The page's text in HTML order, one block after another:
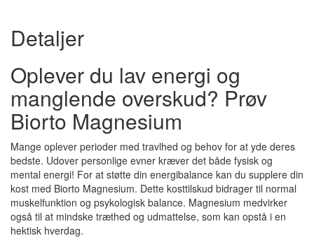
Detaljer
Oplever du lav energi og
manglende overskud? Prøv
Biorto Magnesium
Mange oplever perioder med travlhed og behov for at yde deres
bedste. Udover personlige evner kræver det både fysisk og
mental energi! For at støtte din energibalance kan du supplere din
kost med Biorto Magnesium. Dette kosttilskud bidrager til normal
muskelfunktion og psykologisk balance. Magnesium medvirker
også til at mindske træthed og udmattelse, som kan opstå i en
hektisk hverdag.